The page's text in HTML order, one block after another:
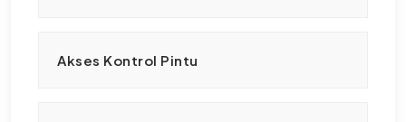
Akses Kontrol Pintu